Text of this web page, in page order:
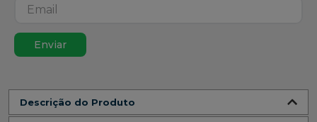
Enviar
Descrição do Produto